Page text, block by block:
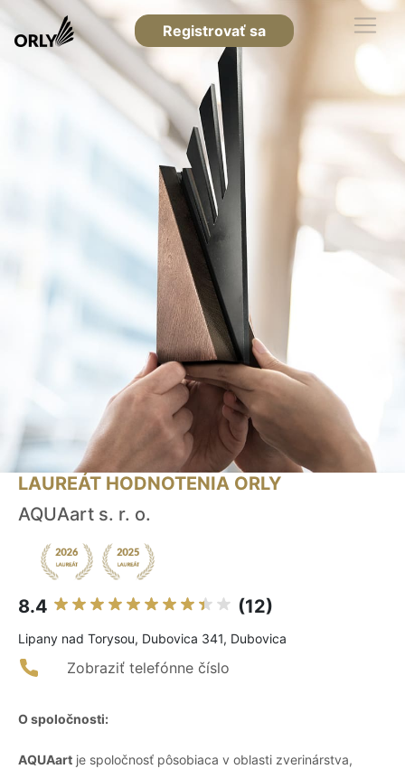
Registrovať sa
LAUREÁT HODNOTENIA ORLY
AQUAart s. r. o.
8.4 (12)
Lipany nad Torysou, Dubovica 341, Dubovica
Zobraziť telefónne číslo
O spoločnosti:
AQUAart je spoločnosť pôsobiaca v oblasti zverinárstva,